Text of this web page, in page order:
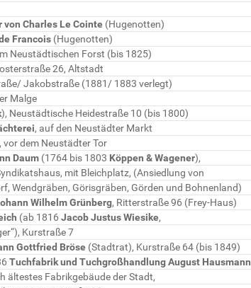
Charles Le Cointe (Hugenotten)
Francois (Hugenotten)
Neustädtischen Forst (bis 1825)
26, Altstadt
Jakobstraße (1881/ 1883 verlegt)
Malge
), Neustädtische Heidestraße 10 (bis 1800)
, auf den Neustädter Markt
, vor dem Neustädter Tor
Daum (1764 bis 1803 Köppen & Wagener),
mit Bleichplatz, (Ansiedlung von
Wendgräben, Görisgräben, Görden und Bohnenland)
Wilhelm Grünberg, Ritterstraße 96 (Frey-Haus)
(ab 1816 Jacob Justus Wiesike,
Kurstraße 7
Gottfried Bröse (Stadtrat), Kurstraße 64 (bis 1849)
Tuchfabrik und Tuchgroßhandlung August Hausmann
ältestes Fabrikgebäude der Stadt,